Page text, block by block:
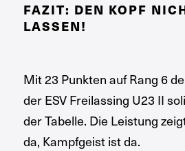
FAZIT: DEN KOPF
LASSEN!
Mit 23 Punkten auf Rang 6
der ESV Freilassing U23 II
der Tabelle. Die Leistung
da, Kampfgeist ist da.